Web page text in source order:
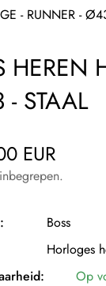
- RUNNER -
HEREN
STAAL
EUR
Boss
Horloges
Op